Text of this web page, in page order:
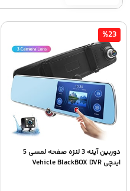
%23
دوربین آینه 3 لنزه صفحه لمسی 5
اینچی Vehicle BlackBOX DVR